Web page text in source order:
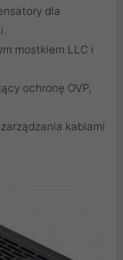
dla
mostkiem LLC i
ochronę OVP,
kablami